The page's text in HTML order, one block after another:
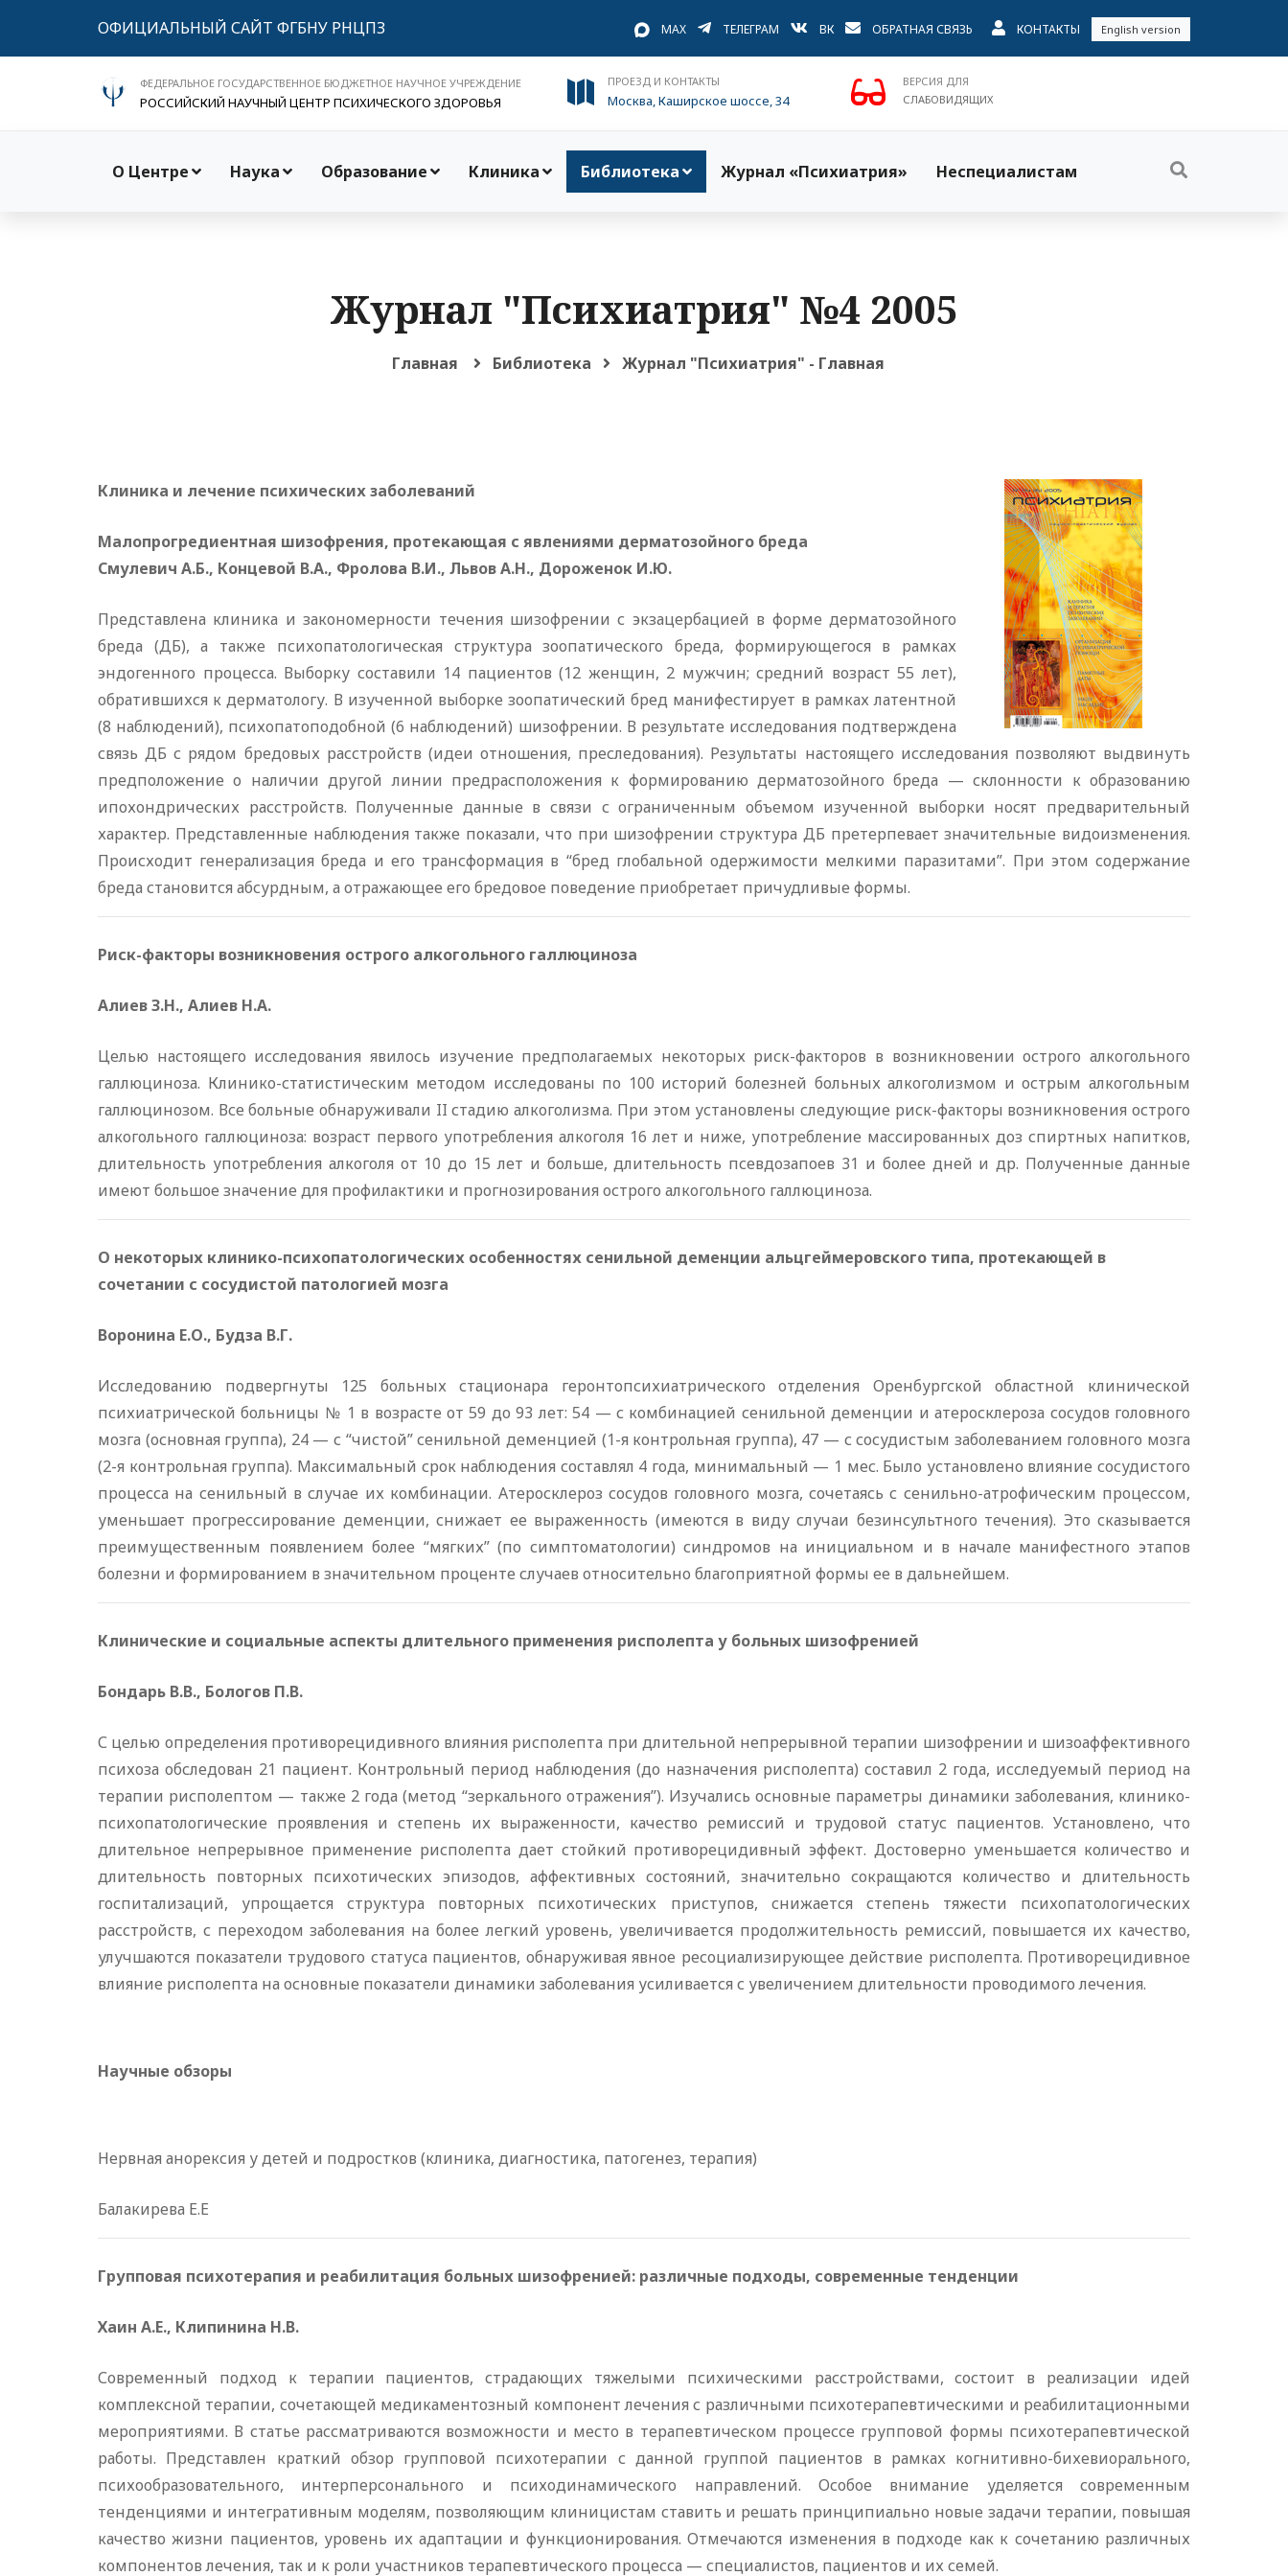
ОФИЦИАЛЬНЫЙ САЙТ ФГБНУ РНЦПЗ MAX ТЕЛЕГРАМ ВК ОБРАТНАЯ СВЯЗЬ КОНТАКТЫ English version
ФЕДЕРАЛЬНОЕ ГОСУДАРСТВЕННОЕ БЮДЖЕТНОЕ НАУЧНОЕ УЧРЕЖДЕНИЕ
РОССИЙСКИЙ НАУЧНЫЙ ЦЕНТР ПСИХИЧЕСКОГО ЗДОРОВЬЯ
ПРОЕЗД И КОНТАКТЫ
Москва, Каширское шоссе, 34
ВЕРСИЯ ДЛЯ
СЛАБОВИДЯЩИХ
О Центре Наука Образование Клиника Библиотека Журнал «Психиатрия» Неспециалистам
Журнал "Психиатрия" №4 2005
Главная Библиотека Журнал "Психиатрия" - Главная
Клиника и лечение психических заболеваний
Малопрогредиентная шизофрения, протекающая с явлениями дерматозойного бреда
Смулевич А.Б., Концевой В.А., Фролова В.И., Львов А.Н., Дороженок И.Ю.
Представлена клиника и закономерности течения шизофрении с экзацербацией в форме дерматозойного
бреда (ДБ), а также психопатологическая структура зоопатического бреда, формирующегося в рамках
эндогенного процесса. Выборку составили 14 пациентов (12 женщин, 2 мужчин; средний возраст 55 лет),
обратившихся к дерматологу. В изученной выборке зоопатический бред манифестирует в рамках латентной
(8 наблюдений), психопатоподобной (6 наблюдений) шизофрении. В результате исследования подтверждена
связь ДБ с рядом бредовых расстройств (идеи отношения, преследования). Результаты настоящего исследования позволяют выдвинуть
предположение о наличии другой линии предрасположения к формированию дерматозойного бреда — склонности к образованию
ипохондрических расстройств. Полученные данные в связи с ограниченным объемом изученной выборки носят предварительный
характер. Представленные наблюдения также показали, что при шизофрении структура ДБ претерпевает значительные видоизменения.
Происходит генерализация бреда и его трансформация в “бред глобальной одержимости мелкими паразитами”. При этом содержание
бреда становится абсурдным, а отражающее его бредовое поведение приобретает причудливые формы.
Риск-факторы возникновения острого алкогольного галлюциноза
Алиев З.Н., Алиев Н.А.
Целью настоящего исследования явилось изучение предполагаемых некоторых риск-факторов в возникновении острого алкогольного
галлюциноза. Клинико-статистическим методом исследованы по 100 историй болезней больных алкоголизмом и острым алкогольным
галлюцинозом. Все больные обнаруживали II стадию алкоголизма. При этом установлены следующие риск-факторы возникновения острого
алкогольного галлюциноза: возраст первого употребления алкоголя 16 лет и ниже, употребление массированных доз спиртных напитков,
длительность употребления алкоголя от 10 до 15 лет и больше, длительность псевдозапоев 31 и более дней и др. Полученные данные
имеют большое значение для профилактики и прогнозирования острого алкогольного галлюциноза.
О некоторых клинико-психопатологических особенностях сенильной деменции альцгеймеровского типа, протекающей в
сочетании с сосудистой патологией мозга
Воронина Е.О., Будза В.Г.
Исследованию подвергнуты 125 больных стационара геронтопсихиатрического отделения Оренбургской областной клинической
психиатрической больницы № 1 в возрасте от 59 до 93 лет: 54 — с комбинацией сенильной деменции и атеросклероза сосудов головного
мозга (основная группа), 24 — с “чистой” сенильной деменцией (1-я контрольная группа), 47 — с сосудистым заболеванием головного мозга
(2-я контрольная группа). Максимальный срок наблюдения составлял 4 года, минимальный — 1 мес. Было установлено влияние сосудистого
процесса на сенильный в случае их комбинации. Атеросклероз сосудов головного мозга, сочетаясь с сенильно-атрофическим процессом,
уменьшает прогрессирование деменции, снижает ее выраженность (имеются в виду случаи безинсультного течения). Это сказывается
преимущественным появлением более “мягких” (по симптоматологии) синдромов на инициальном и в начале манифестного этапов
болезни и формированием в значительном проценте случаев относительно благоприятной формы ее в дальнейшем.
Клинические и социальные аспекты длительного применения рисполепта у больных шизофренией
Бондарь В.В., Бологов П.В.
С целью определения противорецидивного влияния рисполепта при длительной непрерывной терапии шизофрении и шизоаффективного
психоза обследован 21 пациент. Контрольный период наблюдения (до назначения рисполепта) составил 2 года, исследуемый период на
терапии рисполептом — также 2 года (метод “зеркального отражения”). Изучались основные параметры динамики заболевания, клинико-
психопатологические проявления и степень их выраженности, качество ремиссий и трудовой статус пациентов. Установлено, что
длительное непрерывное применение рисполепта дает стойкий противорецидивный эффект. Достоверно уменьшается количество и
длительность повторных психотических эпизодов, аффективных состояний, значительно сокращаются количество и длительность
госпитализаций, упрощается структура повторных психотических приступов, снижается степень тяжести психопатологических
расстройств, с переходом заболевания на более легкий уровень, увеличивается продолжительность ремиссий, повышается их качество,
улучшаются показатели трудового статуса пациентов, обнаруживая явное ресоциализирующее действие рисполепта. Противорецидивное
влияние рисполепта на основные показатели динамики заболевания усиливается с увеличением длительности проводимого лечения.
Научные обзоры
Нервная анорексия у детей и подростков (клиника, диагностика, патогенез, терапия)
Балакирева Е.Е
Групповая психотерапия и реабилитация больных шизофренией: различные подходы, современные тенденции
Хаин А.Е., Клипинина Н.В.
Современный подход к терапии пациентов, страдающих тяжелыми психическими расстройствами, состоит в реализации идей
комплексной терапии, сочетающей медикаментозный компонент лечения с различными психотерапевтическими и реабилитационными
мероприятиями. В статье рассматриваются возможности и место в терапевтическом процессе групповой формы психотерапевтической
работы. Представлен краткий обзор групповой психотерапии с данной группой пациентов в рамках когнитивно-бихевиорального,
психообразовательного, интерперсонального и психодинамического направлений. Особое внимание уделяется современным
тенденциями и интегративным моделям, позволяющим клиницистам ставить и решать принципиально новые задачи терапии, повышая
качество жизни пациентов, уровень их адаптации и функционирования. Отмечаются изменения в подходе как к сочетанию различных
компонентов лечения, так и к роли участников терапевтического процесса — специалистов, пациентов и их семей.